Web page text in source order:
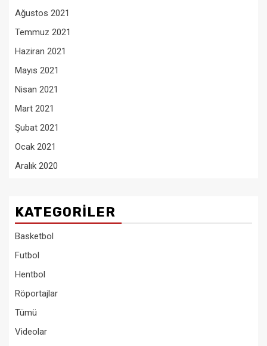
Ağustos 2021
Temmuz 2021
Haziran 2021
Mayıs 2021
Nisan 2021
Mart 2021
Şubat 2021
Ocak 2021
Aralık 2020
KATEGORILER
Basketbol
Futbol
Hentbol
Röportajlar
Tümü
Videolar